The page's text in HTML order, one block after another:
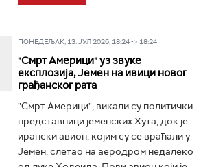
ПОНЕДЕЉАК, 13. ЈУЛ 2026, 18:24 -> 18:24
"Смрт Америци" уз звуке
експлозија, Јемен на ивици новог
грађанског рата
"Смрт Америци", викали су политички
представници јеменских Хута, док је
ирански авион, којим су се враћали у
Јемен, слетао на аеродром недалеко